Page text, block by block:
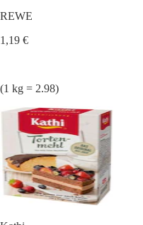
REWE
1,19 €
(1 kg = 2.98)